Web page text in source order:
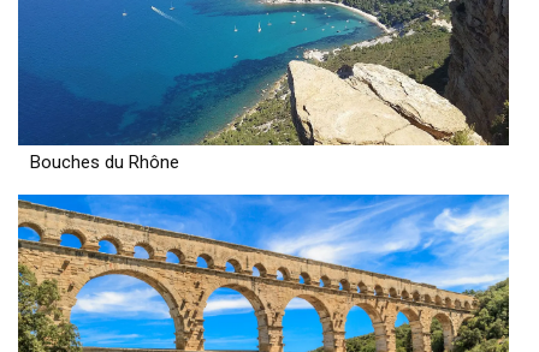
Bouches du Rhône